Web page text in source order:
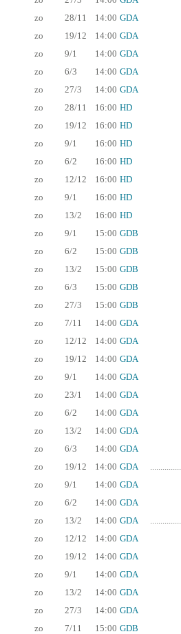
zo 28/11 14:00 GDA
zo
19/12 14:00 GDA
zo
9/1 14:00 GDA
zo
6/3 14:00 GDA
zo
27/3 14:00 GDA
zo 28/11 16:00 HD
zo
19/12 16:00 HD
zo
9/1 16:00 HD
zo
6/2 16:00 HD
zo 12/12 16:00 HD
zo
9/1 16:00 HD
zo
13/2 16:00 HD
zo 9/1 15:00 GDB
zo
6/2 15:00 GDB
zo
13/2 15:00 GDB
zo
6/3 15:00 GDB
zo
27/3 15:00 GDB
zo 7/11 14:00 GDA
zo
12/12 14:00 GDA
zo
19/12 14:00 GDA
zo
9/1 14:00 GDA
zo
23/1 14:00 GDA
zo
6/2 14:00 GDA
zo
13/2 14:00 GDA
zo
6/3 14:00 GDA
zo 19/12 14:00 GDA
zo
9/1 14:00 GDA
zo
6/2 14:00 GDA
zo
13/2 14:00 GDA
zo 12/12 14:00 GDA
zo
19/12 14:00 GDA
zo
9/1 14:00 GDA
zo
13/2 14:00 GDA
zo
27/3 14:00 GDA
zo 7/11 15:00 GDB